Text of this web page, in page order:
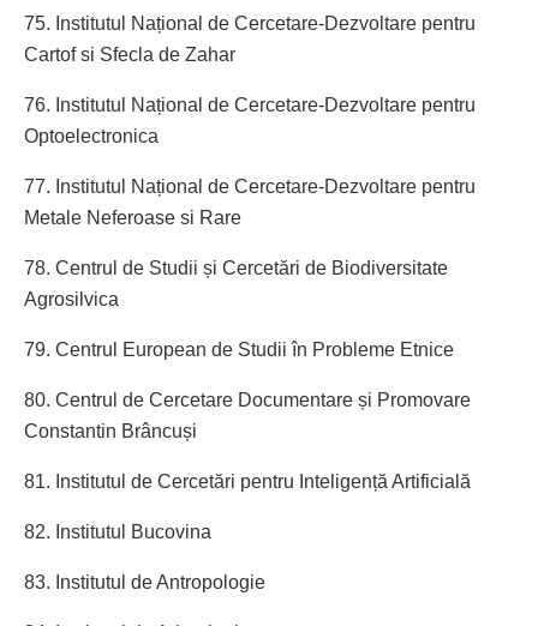
75. Institutul Național de Cercetare-Dezvoltare pentru
Cartof si Sfecla de Zahar
76. Institutul Național de Cercetare-Dezvoltare pentru
Optoelectronica
77. Institutul Național de Cercetare-Dezvoltare pentru
Metale Neferoase si Rare
78. Centrul de Studii și Cercetări de Biodiversitate
Agrosilvica
79. Centrul European de Studii în Probleme Etnice
80. Centrul de Cercetare Documentare și Promovare
Constantin Brâncuși
81. Institutul de Cercetări pentru Inteligență Artificială
82. Institutul Bucovina
83. Institutul de Antropologie